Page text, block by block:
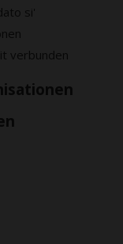
si'
verbunden